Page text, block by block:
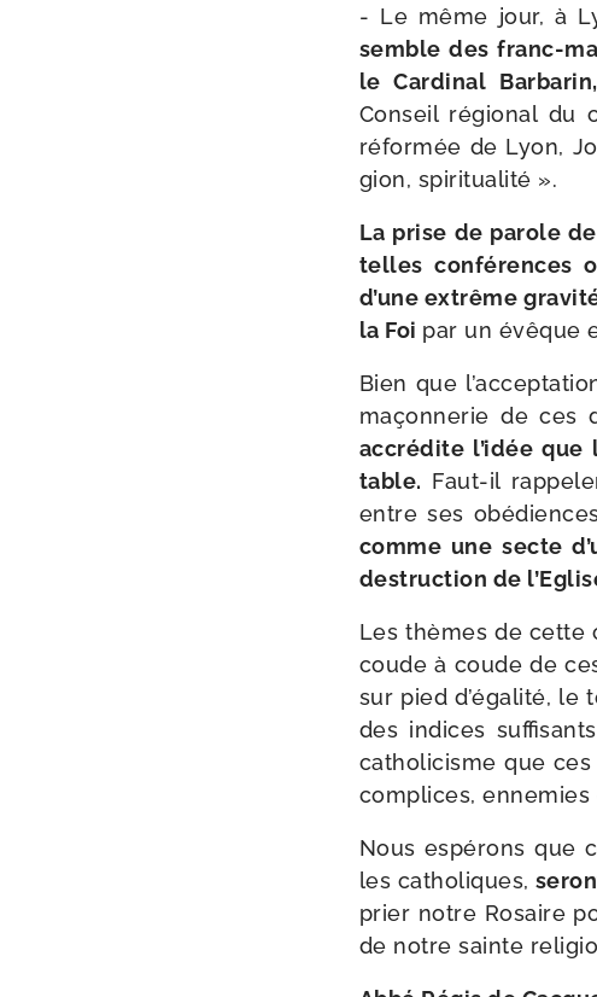
- Le même jour, à
semble des franc-​
le Cardinal Barbarin,
Conseil régio­nal du
réfor­mée de Lyon,
gion, spiritualité ».
La prise de parole
telles confé­rences
d’une extrême
la Foi par un évêque
Bien que
maçonnerie de ces
accré­dite l’idée
table. Faut-​il
entre ses
comme une secte
des­truc­tion de
Les thèmes de cette
coude à coude de
sur pied d’égalité, le
des indices
catho­li­cisme que
com­plices, enne­mies
Nous espé­rons que
les catho­liques,
prier notre Rosaire
de notre sainte